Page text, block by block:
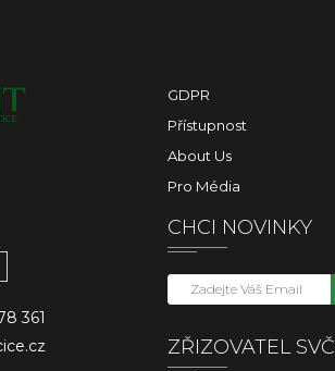
361
GDPR
Přístupnost
About Us
Pro Média
CHCI NOVINKY
ZŘIZOVATEL SVČ